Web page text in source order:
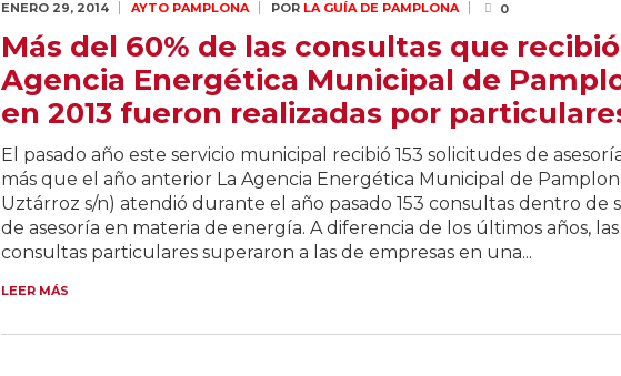
ENERO 29, 2014 AYTO PAMPLONA POR LA GUÍA DE PAMPLONA 0
Más del 60% de las consultas que
Agencia Energética Municipal de
en 2013 fueron realizadas por
El pasado año este servicio municipal recibió 153 solicitudes de
más que el año anterior La Agencia Energética Municipal de
Uztárroz s/n) atendió durante el año pasado 153 consultas dentro de
de asesoría en materia de energía. A diferencia de los últimos años, las
consultas particulares superaron a las de empresas en una...
LEER MÁS